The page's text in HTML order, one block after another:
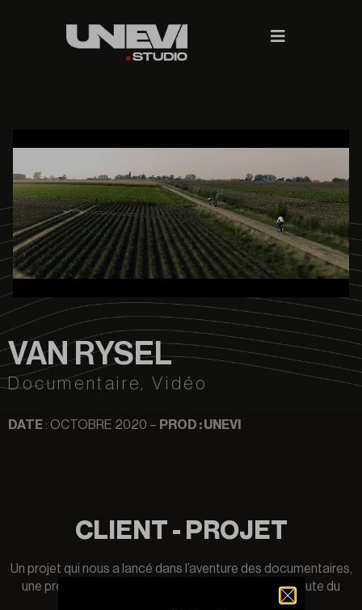
VAN RYSEL
Documentaire,Vidéo
DATE: OCTOBRE 2020 – PROD : UNEVI
CLIENT - PROJET
Un projet qui nous a lancé dans l’aventure des documentaires,
une première production qui s’est déroulée sur la route du